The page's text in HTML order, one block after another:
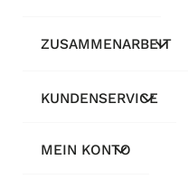
ZUSAMMENARBEIT
KUNDENSERVICE
MEIN KONTO